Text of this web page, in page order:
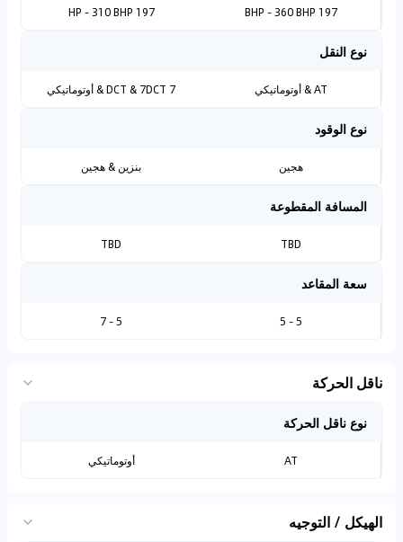
197 BHP - 360 BHP
197 HP - 310 BHP
نوع النقل
AT & أوتوماتيكي 7 DCT & 7DCT & أوتوماتيكي
نوع الوقود
هجين بنزين & هجين
المسافة المقطوعة
TBD
TBD
سعة المقاعد
5 - 5
5 - 7
ناقل الحركة
نوع ناقل الحركة
AT أوتوماتيكي
الهيكل / التوجيه